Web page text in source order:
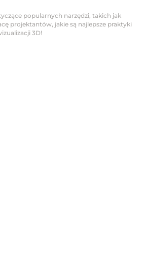
popularnych narzędzi, takich jak
projektantów, jakie są najlepsze praktyki
3D!